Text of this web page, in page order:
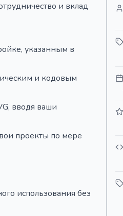
и вклад
указанным в
и кодовым
вводя ваши
проекты по мере
использования без